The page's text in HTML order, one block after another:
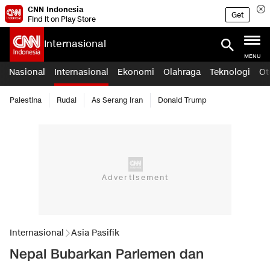
CNN Indonesia
Find it on Play Store
Get
Internasional
MENU
Nasional Internasional Ekonomi Olahraga Teknologi
Palestina Rudal As Serang Iran Donald Trump
Internasional Asia Pasifik
Nepal Bubarkan Parlemen dan